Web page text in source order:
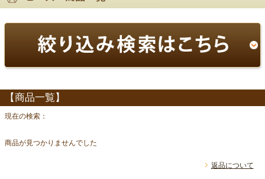
【商品一覧】
現在の検索：
商品が見つかりませんでした
返品について